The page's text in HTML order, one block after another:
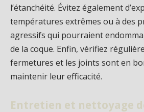
l’étanchéité. Évitez également
températures extrêmes ou à des
agressifs qui pourraient
de la coque. Enfin, vérifiez
fermetures et les joints sont en
maintenir leur efficacité.
Entretien et nettoyage